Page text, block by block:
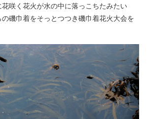
咲く花火が水の中に落っこちたみたい
磯巾着をそっとつつき磯巾着花火大会を